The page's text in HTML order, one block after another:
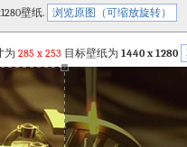
壁纸. 浏览原图（可缩放旋转）
为 285 x 253 目标壁纸为 1440 x 1280